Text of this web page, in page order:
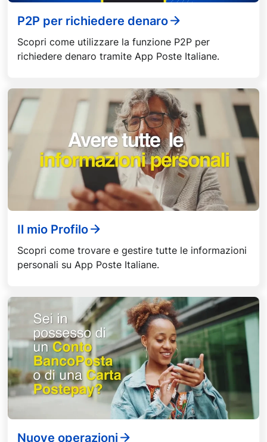
P2P per richiedere denaro
Scopri come utilizzare la funzione P2P per
richiedere denaro tramite App Poste Italiane.
Il mio Profilo
Scopri come trovare e gestire tutte le informazioni
personali su App Poste Italiane.
Nuove operazioni